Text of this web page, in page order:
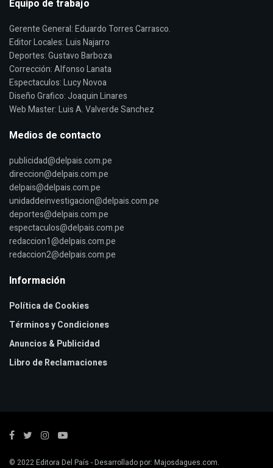
Equipo de trabajo
Gerente General: Eduardo Torres Carrasco.
Editor Locales: Luis Najarro
Deportes: Gustavo Barboza
Corrección: Alfonso Lanata
Espectaculos: Lucy Novoa
Diseño Grafico: Joaquin Linares
Web Master: Luis A. Valverde Sanchez
Medios de contacto
publicidad@delpais.com.pe
direccion@delpais.com.pe
delpais@delpais.com.pe
unidaddeinvestigacion@delpais.com.pe
deportes@delpais.com.pe
espectaculos@delpais.com.pe
redaccion1@delpais.com.pe
redaccion2@delpais.com.pe
Información
Política de Cookies
Términos y Condiciones
Anuncios & Publicidad
Libro de Reclamaciones
© 2022Editora Del País - Desarrollado por: Majosdagues.com.